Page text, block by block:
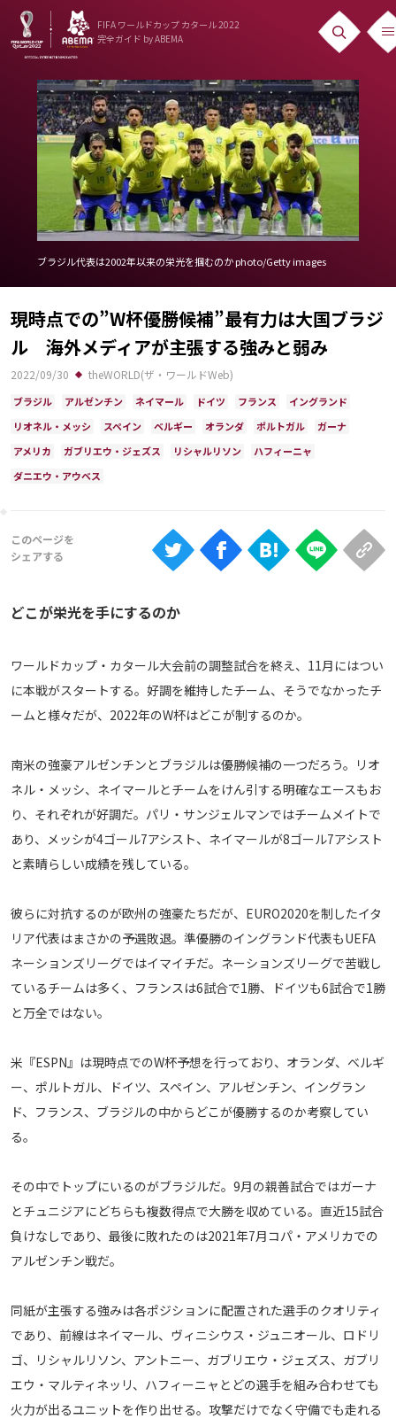
FIFA ワールドカップ カタール 2022
完全ガイド by ABEMA
ニュース
News
出場国
Teams
日本代表
Team Japan
日程・結果
Schedule
ランキング
Ranking
大会について
About
視聴方法
ABEMAの視聴について
Web
メディアアライアンス
運営会社
ご利用にあたって
プライバシーポリシー
Share
© AbemaTV. Inc. All Rights Reserved.
ブラジル代表は2002年以来の栄光を掴むのか photo/Getty images
現時点での”W杯優勝候補”最有力は大国ブラジ
ル 海外メディアが主張する強みと弱み
2022/09/30 theWORLD(ザ・ワールドWeb)
ブラジル アルゼンチン ネイマール ドイツ フランス
イングランド
リオネル・メッシ
スペイン ベルギー オランダ ポルトガル
ガーナ
アメリカ
ガブリエウ・ジェズス リシャルリソン
ハフィーニャ
ダニエウ・アウベス
どこが栄光を手にするのか
ワールドカップ・カタール大会前の調整試合を終え、11月にはつい
に本戦がスタートする。好調を維持したチーム、そうでなかったチ
ームと様々だが、2022年のW杯はどこが制するのか。
南米の強豪アルゼンチンとブラジルは優勝候補の一つだろう。リオ
ネル・メッシ、ネイマールとチームをけん引する明確なエースもお
り、それぞれが好調だ。パリ・サンジェルマンではチームメイトで
あり、メッシが4ゴール7アシスト、ネイマールが8ゴール7アシスト
と素晴らしい成績を残している。
彼らに対抗するのが欧州の強豪たちだが、EURO2020を制したイタ
リア代表はまさかの予選敗退。準優勝のイングランド代表もUEFA
ネーションズリーグではイマイチだ。ネーションズリーグで苦戦し
ているチームは多く、フランスは6試合で1勝、ドイツも6試合で1勝
と万全ではない。
米『ESPN』は現時点でのW杯予想を行っており、オランダ、ベルギ
ー、ポルトガル、ドイツ、スペイン、アルゼンチン、イングラン
ド、フランス、ブラジルの中からどこが優勝するのか考察してい
る。
その中でトップにいるのがブラジルだ。9月の親善試合ではガーナ
とチュニジアにどちらも複数得点で大勝を収めている。直近15試合
負けなしであり、最後に敗れたのは2021年7月コパ・アメリカでの
アルゼンチン戦だ。
同紙が主張する強みは各ポジションに配置された選手のクオリティ
であり、前線はネイマール、ヴィニシウス・ジュニオール、ロドリ
ゴ、リシャルリソン、アントニー、ガブリエウ・ジェズス、ガブリ
エウ・マルティネッリ、ハフィーニャとどの選手を組み合わせても
火力が出るユニットを作り出せる。攻撃だけでなく守備でも走れる